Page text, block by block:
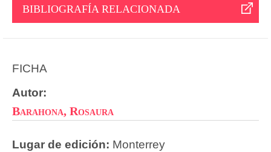
BIBLIOGRAFÍA RELACIONADA
FICHA
Autor:
Barahona, Rosaura
Lugar de edición: Monterrey